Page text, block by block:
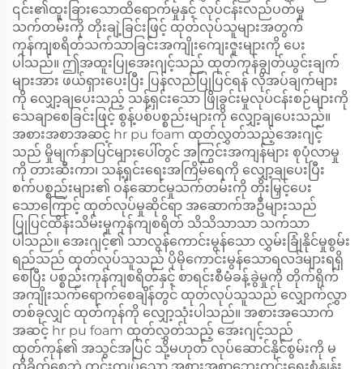
၎င်း၏ထူးခြားသောထိရောက်မှုနှင့် လုပ်ငန်းလည်ပတ်မှု
သက်တမ်းကို တိုးချဲ့ခြင်းဖြင့် ထုတ်လုပ်သူများအတွက်
ကုန်ကျစရိတ်သက်သာခြင်းအကျိုးကျေးဇူးများကို ပေး
ပါသည်။ ဤအထူးပြုအေးဂျင့်သည် ထုတ်ကုန်ချွတ်ယွင်းချက်
များအား ဖယ်ရှားပေးပြီး ပြန်လည်ပြုပြင်ရန် လိုအပ်ချက်များ
ကို လျှော့ချပေးသည့် သန့်ရှင်းသော ဖြိုခွင်းမှုလုပ်ငန်းစဉ်များကို
သေချာစေခြင်းဖြင့် စွန့်ပစ်ပစ္စည်းများကို လျှော့ချပေးသည်။
အစားအစာအဆင့် hr pu foam ထုတ်လွှတ်သည့်အေးဂျင့်
သည် မှိုမျက်နှာပြင်များပေါ်တွင် အကြွင်းအကျန်များ စုပုံလာမှု
ကို တားဆီးကာ၊ သန့်ရှင်းရေးအကြိမ်ရေကို လျှော့ချပေးပြီး
စက်ပစ္စည်းများ၏ ဝန်ဆောင်မှုသက်တမ်းကို တိုးမြှင့်ပေး
သောကြောင့် ထုတ်လုပ်မှုဆိုင်ရာ အဆောက်အဦများသည်
ပြုပြင်ထိန်းသိမ်းမှုကုန်ကျစရိတ် သိသိသာသာ သက်သာ
ပါသည်။ အေးဂျင့်၏ သာလွန်ကောင်းမွန်သော လွှမ်းခြုံနိုင်မှုစွမ်း
ရည်သည် ထုတ်လုပ်သူသည် ပိုမိုကောင်းမွန်သောရလဒ်များရရှိ
စေပြီး ပစ္စည်းကုန်ကျစရိတ်နှင့် စာရင်းစီမံခန့်ခွဲမှုကို တိုက်ရိုက်
အကျိုးသက်ရောက်စေချိန်တွင် ထုတ်လုပ်သူသည် လျှောက်လွှာ
တစ်ခုလျှင် ထုတ်ကုန်ကို လျှော့သုံးပါသည်။ အစားအသောက်
အဆင့် hr pu foam ထုတ်လွှတ်သည့် အေးဂျင့်သည်
ထုတ်ကုန်၏ အသွင်အပြင် သို့မဟုတ် လုပ်ဆောင်နိုင်စွမ်းကို မ